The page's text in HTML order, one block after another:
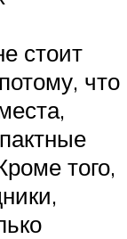
стоит
что
того,